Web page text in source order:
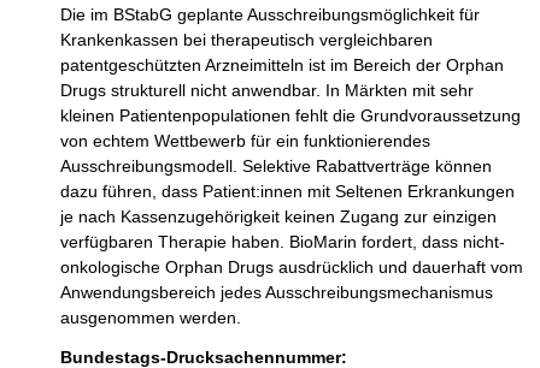
Die im BStabG geplante Ausschreibungsmöglichkeit für
Krankenkassen bei therapeutisch vergleichbaren
patentgeschützten Arzneimitteln ist im Bereich der Orphan
Drugs strukturell nicht anwendbar. In Märkten mit sehr
kleinen Patientenpopulationen fehlt die Grundvoraussetzung
von echtem Wettbewerb für ein funktionierendes
Ausschreibungsmodell. Selektive Rabattverträge können
dazu führen, dass Patient:innen mit Seltenen Erkrankungen
je nach Kassenzugehörigkeit keinen Zugang zur einzigen
verfügbaren Therapie haben. BioMarin fordert, dass nicht-
onkologische Orphan Drugs ausdrücklich und dauerhaft vom
Anwendungsbereich jedes Ausschreibungsmechanismus
ausgenommen werden.
Bundestags-Drucksachennummer: